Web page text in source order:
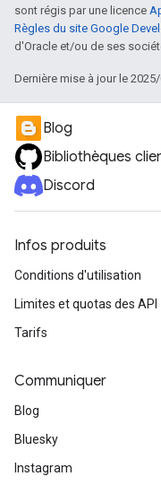
sont régis par une licence
Règles du site Google
d'Oracle et/ou de ses
Dernière mise à jour le
Blog
Bibliothèques
Discord
Infos produits
Conditions d'utilisation
Limites et quotas des API
Tarifs
Communiquer
Blog
Bluesky
Instagram